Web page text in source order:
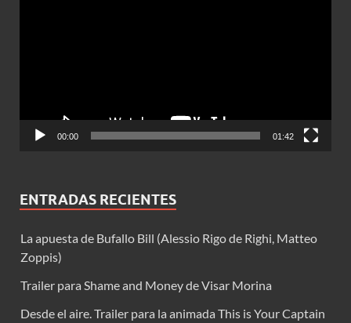
00:00 01:42
ENTRADAS RECIENTES
La apuesta de Bufallo Bill (Alessio Rigo de Righi, Matteo
Zoppis)
Trailer para Shame and Money de Visar Morina
Desde el aire. Trailer para la animada This is Your Captain